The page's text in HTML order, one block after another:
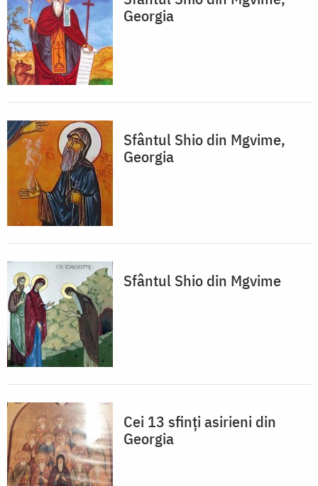
Georgia
Sfântul Shio din Mgvime,
Georgia
Sfântul Shio din Mgvime
Cei 13 sfinți asirieni din
Georgia